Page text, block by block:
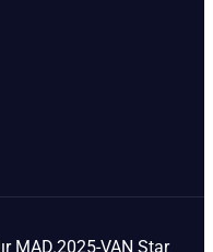
MAD.2025-VAN Star